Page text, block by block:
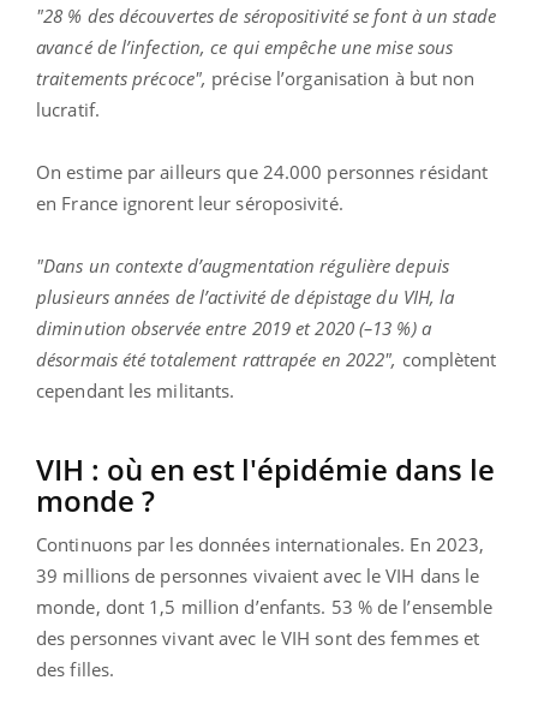
"28 % des découvertes de séropositivité se font à un stade
avancé de l’infection, ce qui empêche une mise sous
traitements précoce", précise l’organisation à but non
lucratif.
On estime par ailleurs que 24.000 personnes résidant
en France ignorent leur séroposivité.
"Dans un contexte d’augmentation régulière depuis
plusieurs années de l’activité de dépistage du VIH, la
diminution observée entre 2019 et 2020 (–13 %) a
désormais été totalement rattrapée en 2022", complètent
cependant les militants.
VIH : où en est l'épidémie dans le
monde ?
Continuons par les données internationales. En 2023,
39 millions de personnes vivaient avec le VIH dans le
monde, dont 1,5 million d’enfants. 53 % de l’ensemble
des personnes vivant avec le VIH sont des femmes et
des filles.